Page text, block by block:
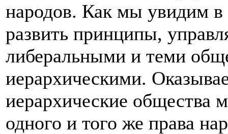
народов. Как мы увидим
развить принципы,
либеральными и теми
иерархическими.
иерархические общества
одного и того же права